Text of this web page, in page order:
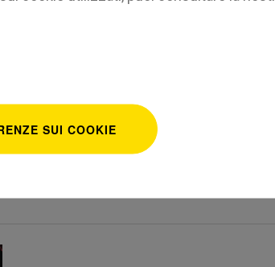
SUI COOKIE